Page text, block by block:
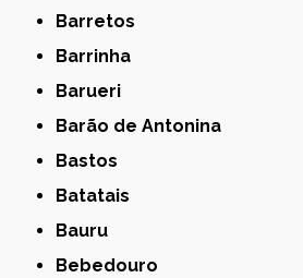
Barretos
Barrinha
Barueri
Barão de Antonina
Bastos
Batatais
Bauru
Bebedouro